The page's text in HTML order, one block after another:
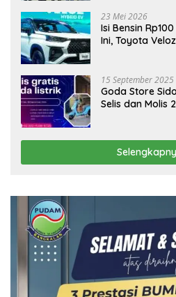
23 Mei 2026
Isi Bensin
Ini, Toyota
15 September 2025
Goda Store
Selis dan Molis